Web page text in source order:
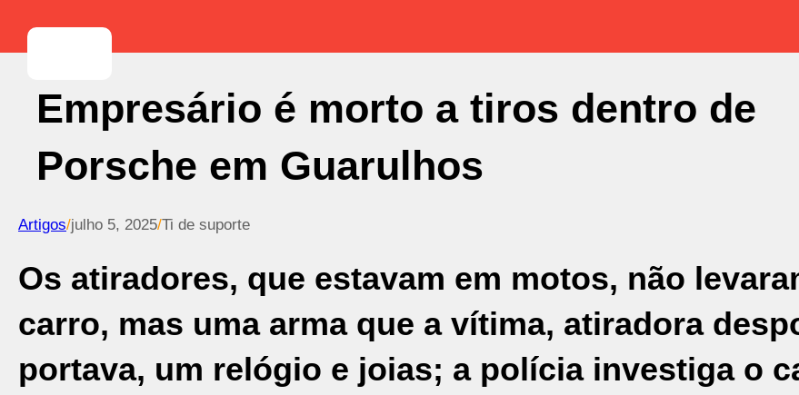
Empresário é morto a tiros dentro de
Porsche em Guarulhos
Artigos/julho 5, 2025/Ti de suporte
Os atiradores, que estavam em motos, não
carro, mas uma arma que a vítima, atiradora
portava, um relógio e joias; a polícia investiga o